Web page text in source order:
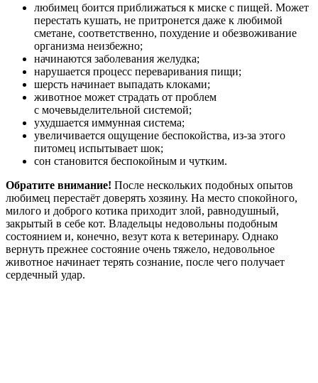
любимец боится приближаться к миске с пищей. Может
перестать кушать, не притронется даже к любимой
сметане, соответственно, похудение и обезвоживание
организма неизбежно;
начинаются заболевания желудка;
нарушается процесс переваривания пищи;
шерсть начинает выпадать клоками;
животное может страдать от проблем
с мочевыделительной системой;
ухудшается иммунная система;
увеличивается ощущение беспокойства, из-за этого
питомец испытывает шок;
сон становится беспокойным и чутким.
Обратите внимание! После нескольких подобных опытов
любимец перестаёт доверять хозяину. На место спокойного,
милого и доброго котика приходит злой, равнодушный,
закрытый в себе кот. Владельцы недовольны подобным
состоянием и, конечно, везут кота к ветеринару. Однако
вернуть прежнее состояние очень тяжело, недовольное
животное начинает терять сознание, после чего получает
сердечный удар.